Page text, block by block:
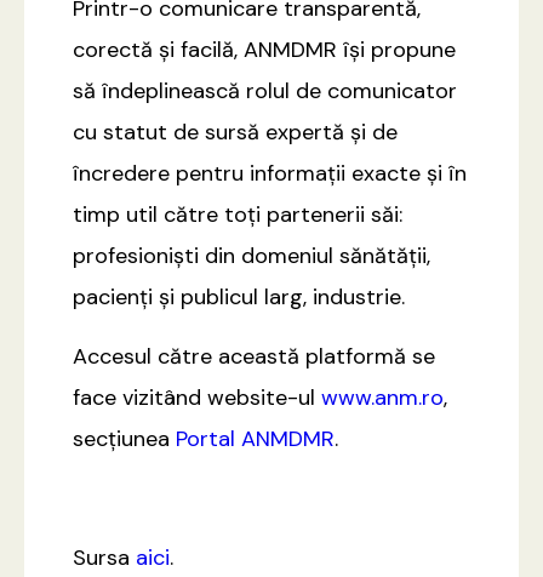
Printr-o comunicare transparentă,
corectă și facilă, ANMDMR își propune
să îndeplinească rolul de comunicator
cu statut de sursă expertă și de
încredere pentru informații exacte și în
timp util către toți partenerii săi:
profesioniști din domeniul sănătății,
pacienți și publicul larg, industrie.
Accesul către această platformă se
face vizitând website-ul www.anm.ro,
secțiunea Portal ANMDMR.
Sursa aici.